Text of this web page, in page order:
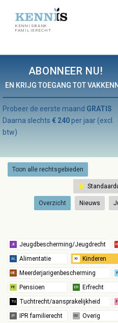
KENNISBANK
FAMILIERECHT
ABONNEER NU!
EN KRIJG TOEGANG TOT
Probeer de eerste maand GRATIS
Daarna slechts € 240 per jaar (excl.
btw)
Toon alle rechtsgebieden
Overzicht Nieuws